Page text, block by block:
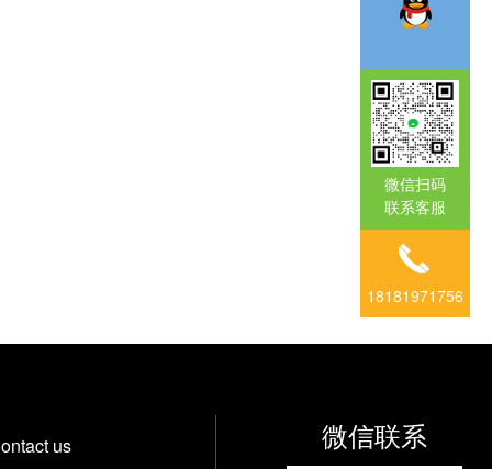
us 微信联系
微信扫码
联系客服
18181971756